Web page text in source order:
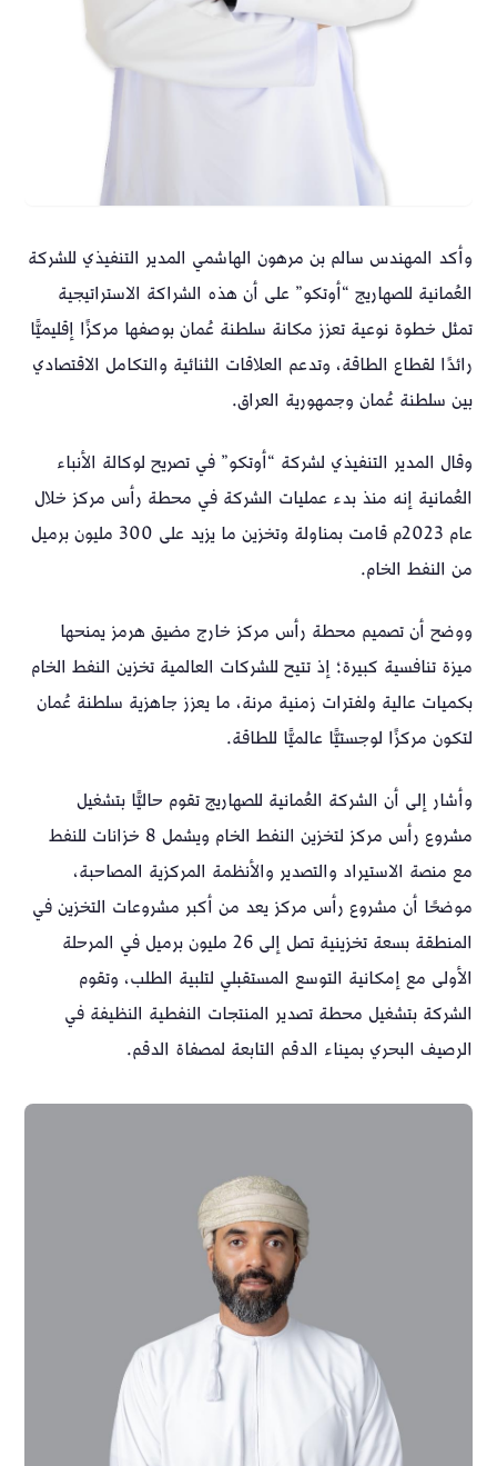
وأكد المهندس سالم بن مرهون الهاشمي المدير التنفيذي للشركة
العُمانية للصهاريج “أوتكو” على أن هذه الشراكة الاستراتيجية
تمثل خطوة نوعية تعزز مكانة سلطنة عُمان بوصفها مركزًا إقليميًّا
رائدًا لقطاع الطاقة، وتدعم العلاقات الثنائية والتكامل الاقتصادي
بين سلطنة عُمان وجمهورية العراق.
وقال المدير التنفيذي لشركة “أوتكو” في تصريح لوكالة الأنباء
العُمانية إنه منذ بدء عمليات الشركة في محطة رأس مركز خلال
عام 2023م قامت بمناولة وتخزين ما يزيد على 300 مليون برميل
من النفط الخام.
ووضح أن تصميم محطة رأس مركز خارج مضيق هرمز يمنحها
ميزة تنافسية كبيرة؛ إذ تتيح للشركات العالمية تخزين النفط الخام
بكميات عالية ولفترات زمنية مرنة، ما يعزز جاهزية سلطنة عُمان
لتكون مركزًا لوجستيًّا عالميًّا للطاقة.
وأشار إلى أن الشركة العُمانية للصهاريج تقوم حاليًّا بتشغيل
مشروع رأس مركز لتخزين النفط الخام ويشمل 8 خزانات للنفط
مع منصة الاستيراد والتصدير والأنظمة المركزية المصاحبة،
موضحًا أن مشروع رأس مركز يعد من أكبر مشروعات التخزين في
المنطقة بسعة تخزينية تصل إلى 26 مليون برميل في المرحلة
الأولى مع إمكانية التوسع المستقبلي لتلبية الطلب، وتقوم
الشركة بتشغيل محطة تصدير المنتجات النفطية النظيفة في
الرصيف البحري بميناء الدقم التابعة لمصفاة الدقم.